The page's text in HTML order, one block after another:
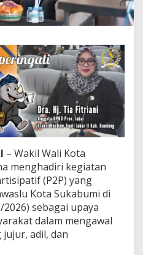
– Wakil Wali Kota
menghadiri kegiatan
(P2P) yang
Kota Sukabumi di
sebagai upaya
dalam mengawal
adil, dan